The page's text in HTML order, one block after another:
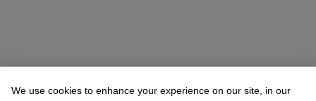
We use cookies to enhance your experience on our site, in our